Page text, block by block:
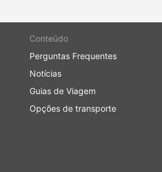
Conteúdo
Perguntas Frequentes
Notícias
Guias de Viagem
Opções de transporte